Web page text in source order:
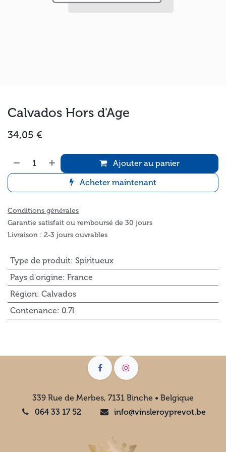
Calvados Hors d'Age
34,05 €
Ajouter au panier
Acheter maintenant
Conditions générales
Garantie satisfait ou remboursé de 30 jours
Livraison : 2-3 jours ouvrables
Type de produit: Spiritueux
Pays d'origine: France
Région: Calvados
Contenance: 0.7l
339 Rue de Merbes, 7131 Binche • Belgique
064 33 17 52
info@vinsleroyprevot.be